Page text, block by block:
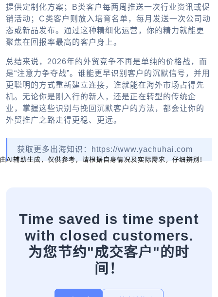
提供定制化方案；B类客户每两周推送一次行业资讯或促
销活动；C类客户则放入培育名单，每月发送一次公司动
态或新品发布。通过这种精细化运营，你的精力就能更
聚焦在回报率最高的客户身上。
总结来说，2026年的外贸竞争不再是单纯的价格战，而
是“注意力争夺战”。谁能更早识别客户的沉默信号，并用
更聪明的方式重新建立连接，谁就能在海外市场占得先
机。无论你是刚入行的新人，还是正在转型的传统企
业，掌握这些识别与挽回沉默客户的方法，都会让你的
外贸推广之路走得更稳、更远。
获取更多出海知识：https://www.yachuhai.com
Time saved is time spent
with closed customers.
为您节约"成交客户"的时
间！